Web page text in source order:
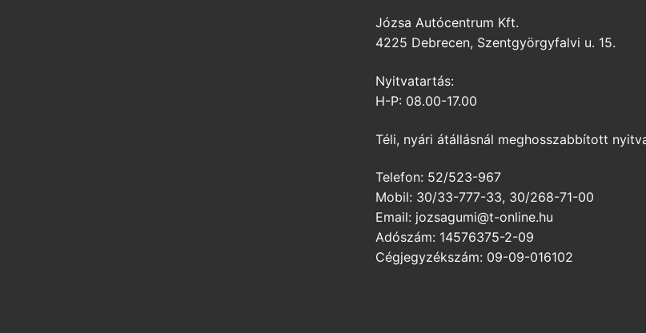
Józsa Autócentrum Kft.
4225 Debrecen, Szentgyörgyfalvi u. 15.
Nyitvatartás:
H-P: 08.00-17.00
Téli, nyári átállásnál meghosszabbított
Telefon: 52/523-967
Mobil: 30/33-777-33, 30/268-71-00
Email: jozsagumi@t-online.hu
Adószám: 14576375-2-09
Cégjegyzékszám: 09-09-016102